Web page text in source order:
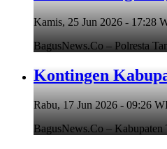
Kamis, 25 Jun 2026 - 17:28
BagusNews.Co – Polresta
Kontingen
Rabu, 17 Jun 2026 - 09:26
BagusNews.Co – Kabupaten